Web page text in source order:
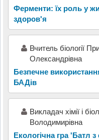
Ферменти: їх роль у
здоров'я
Вчитель біології
Олександрівна
Безпечне
БАДів
Викладач хімії і
Володимирівна
Екологічна гра 'Батл з